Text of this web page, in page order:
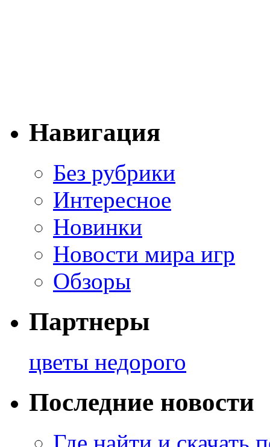
Навигация
Без рубрики
Интересное
Новинки
Новости мира игр
Обзоры
Партнеры
цветы недорого
Последние новости